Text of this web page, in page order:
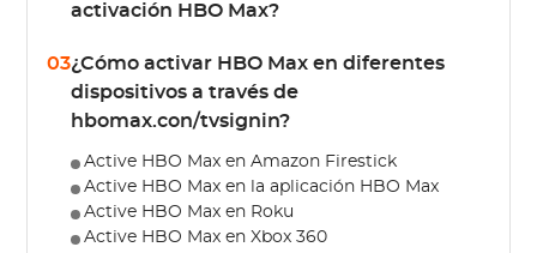
activación HBO Max?
03¿Cómo activar HBO Max en diferentes
dispositivos a través de
hbomax.con/tvsignin?
Active HBO Max en Amazon Firestick
Active HBO Max en la aplicación HBO Max
Active HBO Max en Roku
Active HBO Max en Xbox 360